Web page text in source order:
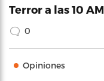
Terror a las 10 AM
0
Opiniones